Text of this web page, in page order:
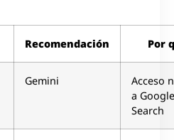
Recomendación Por
Gemini
Acceso
a Google
Search